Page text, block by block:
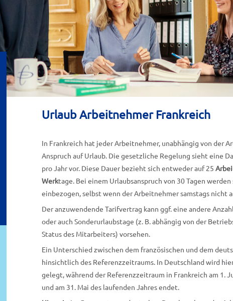
Urlaub Arbeitnehmer Frankreich
In Frankreich hat jeder Arbeitnehmer, unabhängig von der
Anspruch auf Urlaub. Die gesetzliche Regelung sieht eine
pro Jahr vor. Diese Dauer bezieht sich entweder auf 25
Werktage. Bei einem Urlaubsanspruch von 30 Tagen
einbezogen, selbst wenn der Arbeitnehmer samstags nicht
Der anzuwendende Tarifvertrag kann ggf. eine andere
oder auch Sonderurlaubstage (z. B. abhängig von der
Status des Mitarbeiters) vorsehen.
Ein Unterschied zwischen dem französischen und dem
hinsichtlich des Referenzzeitraums. In Deutschland wird
gelegt, während der Referenzzeitraum in Frankreich am 1.
und am 31. Mai des laufenden Jahres endet.